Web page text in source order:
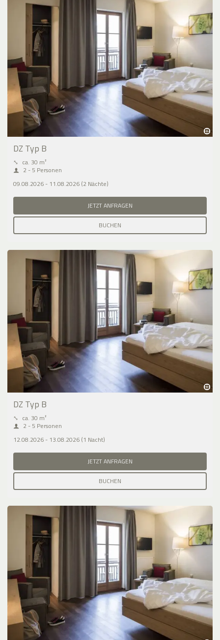
DZ Typ B
⤡ ca. 30 m²
2 - 5 Personen
09.08.2026 - 11.08.2026 (2 Nächte)
JETZT ANFRAGEN
BUCHEN
DZ Typ B
⤡ ca. 30 m²
2 - 5 Personen
12.08.2026 - 13.08.2026 (1 Nacht)
JETZT ANFRAGEN
BUCHEN